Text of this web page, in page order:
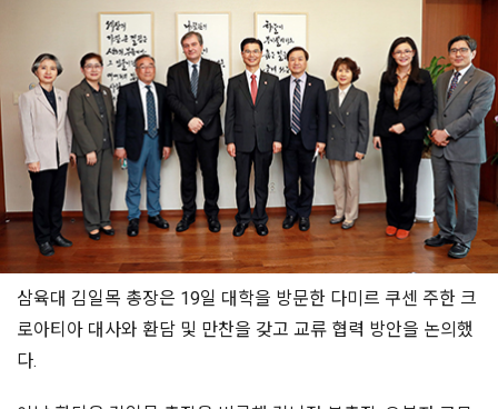
삼육대 김일목 총장은 19일 대학을 방문한 다미르 쿠센 주한 크
로아티아 대사와 환담 및 만찬을 갖고 교류 협력 방안을 논의했
다.